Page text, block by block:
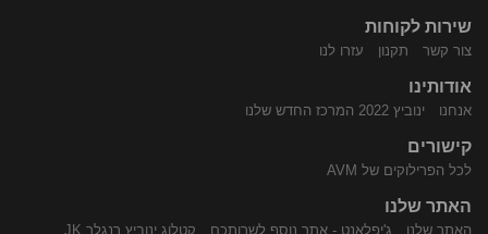
שירות לקוחות
צור קשר תקנון עזרו לנו
אודותינו
אנחנו ינוביץ 2022 המרכז החדש שלנו
קישורים
לכל הפרילוקים של AVM
האתר שלנו
האתר שלנו ג'יפלאנט - אתר נוסף לשרותכם קטלוג ינוביץ רנגלר JK